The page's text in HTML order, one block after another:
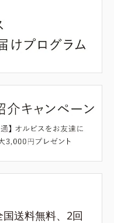
送料無料、2回